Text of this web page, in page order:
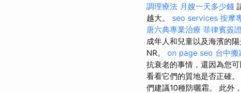
調理療法 月嫂一天多少錢
越大。 seo services 按摩
唐六典專業治療 菲律賓簽證
成年人和兒童以及海濱的
NR。 on page seo 台中搬
抗衰老的事情，還因為您
看看它們的質地是否正確。
們建議10種防曬霜。 此外